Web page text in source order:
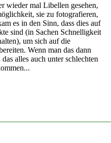
wieder mal Libellen gesehen,
sie zu fotografieren,
es in den Sinn, dass dies auf
sind (in Sachen Schnelligkeit
um sich auf die
Wenn man das dann
alles auch unter schlechten